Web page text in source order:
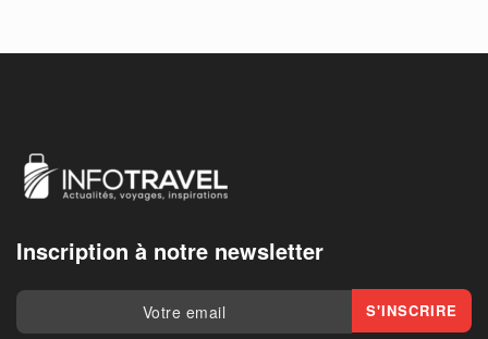
Inscription à notre newsletter